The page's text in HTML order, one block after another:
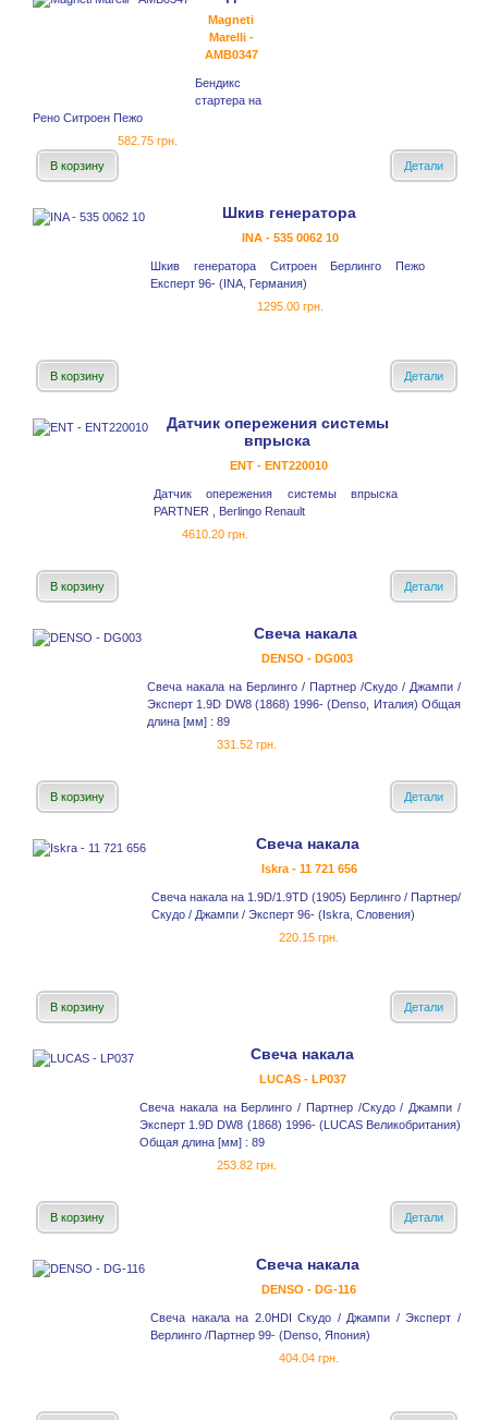
Magneti
Marelli -
AMB0347
Бендикс
стартера на
Рено Ситроен Пежо
582.75 грн.
В корзину
Детали
Шкив генератора
INA - 535 0062 10
Шкив генератора Ситроен Берлинго Пежо
Експерт 96- (INA, Германия)
1295.00 грн.
В корзину Детали
Датчик опережения системы
впрыска
ENT - ENT220010
Датчик опережения системы впрыска
PARTNER , Berlingo Renault
4610.20 грн.
В корзину Детали
Свеча накала
DENSO - DG003
Свеча накала на Берлинго / Партнер /Скудо / Джампи /
Эксперт 1.9D DW8 (1868) 1996- (Denso, Италия) Общая
длина [мм] : 89
331.52 грн.
В корзину Детали
Свеча накала
Iskra - 11 721 656
Свеча накала на 1.9D/1.9TD (1905) Берлинго / Партнер/
Скудо / Джампи / Эксперт 96- (Iskra, Словения)
220.15 грн.
В корзину Детали
Свеча накала
LUCAS - LP037
Свеча накала на Берлинго / Партнер /Скудо / Джампи /
Эксперт 1.9D DW8 (1868) 1996- (LUCAS Великобритания)
Общая длина [мм] : 89
253.82 грн.
В корзину Детали
Свеча накала
DENSO - DG-116
Свеча накала на 2.0HDI Скудо / Джампи / Эксперт /
Верлинго /Партнер 99- (Denso, Япония)
404.04 грн.